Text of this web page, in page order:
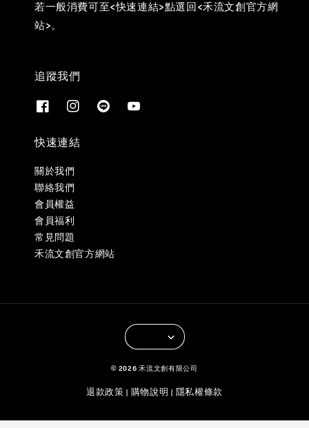
若一般消費可至<快速連結>點選回<禾流文創官方網
站>。
追蹤我們
快速連結
關於我們
聯絡我們
會員權益
會員福利
常見問題
禾流文創官方網站
© 2026 禾流文創有限公司
退款政策 | 購物說明 | 隱私權條款